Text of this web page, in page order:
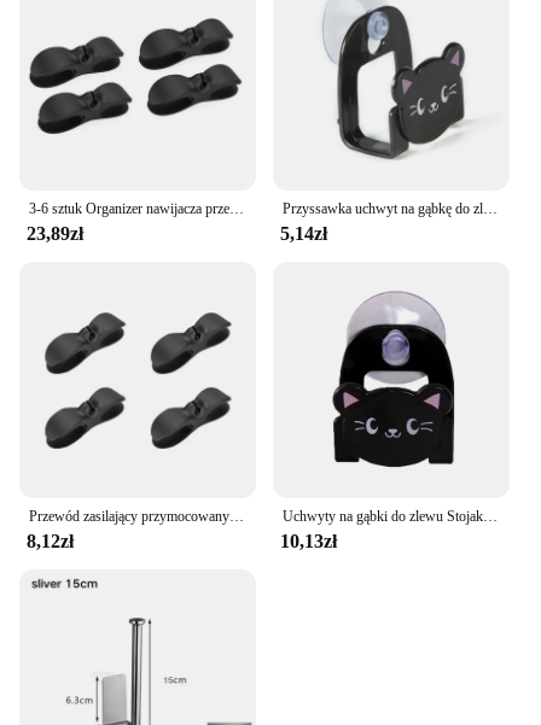
shapes, making them a valuable asset for both
professional and home use. Whether you're looking
to organize your kitchenware or to enhance the
visual appeal of your space, the kuchni Stojaki i
stojaki are the perfect choice for you.
23,89zł
Przyssawka uchwyt na gąbkę do zlewu stojak na odpływ z gąbki do kuchni wieszak do przechowywania bez dziurkacza narzędzie kuchenne zlew szmata do przechowywania naczyń
5,14zł
8,12zł
Uchwyty na gąbki do zlewu Stojak do przechowywania naczyń kuchennych Stojak na szorowarki Stojak na rozmaitości z mocną przyssawką
10,13zł